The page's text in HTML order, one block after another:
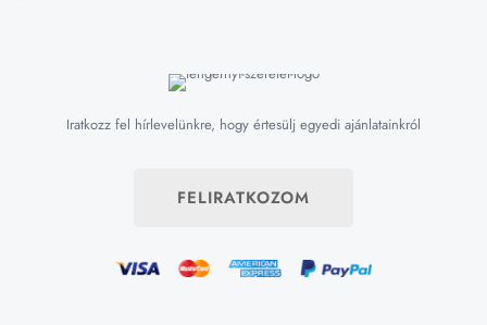
Iratkozz fel hírlevelünkre, hogy értesülj egyedi ajánlatainkról
FELIRATKOZOM